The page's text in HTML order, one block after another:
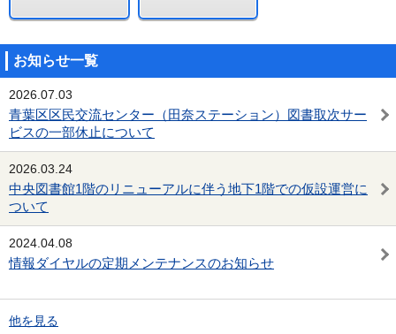
お知らせ一覧
2026.07.03
青葉区区民交流センター（田奈ステーション）図書取次サー
ビスの一部休止について
2026.03.24
中央図書館1階のリニューアルに伴う地下1階での仮設運営に
ついて
2024.04.08
情報ダイヤルの定期メンテナンスのお知らせ
他を見る